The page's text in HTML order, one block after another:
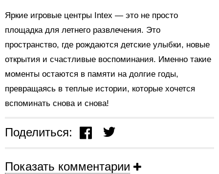
Яркие игровые центры Intex — это не просто
площадка для летнего развлечения. Это
пространство, где рождаются детские улыбки, новые
открытия и счастливые воспоминания. Именно такие
моменты остаются в памяти на долгие годы,
превращаясь в теплые истории, которые хочется
вспоминать снова и снова!
Поделиться:
Показать комментарии